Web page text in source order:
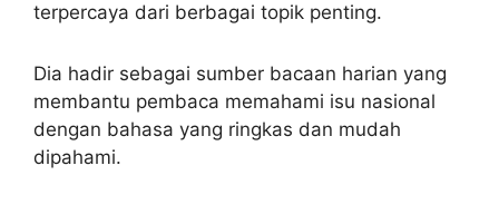
terpercaya dari berbagai topik penting.
Dia hadir sebagai sumber bacaan harian yang
membantu pembaca memahami isu nasional
dengan bahasa yang ringkas dan mudah
dipahami.